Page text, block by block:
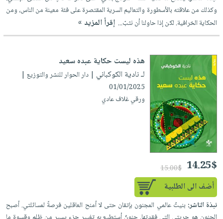
بالأسنان
الحمية
أدوات
المائدة
الأوعية
والتخزين
أدوات
المطبخ
مبيعاً
اكسسوارات
كتب
اكسسوارات
منزلية
اكسسوارات
ملابس
مطرزات
حقائب
حلي
عناية
بالذات
شحن
مجاني
بنود
اشتراكات
كل
الاشتراكات
صندوق
القراءة
iKitab
بلا
حدود
بحث
متقدم
نيل
وفرات
عن
الشركة
سياسة
الشركة
حسابك
لائحة
الأمنيات
وكذلك من علاقته بالأسطورة والتعاليم السرية المقتصرة على فئة معينة من الناس، ومن
الحكاية الخرافية. لكن إذا حاولنا أن نثبّ... إقرأ المزيد »
هذه ليست حكاية عبده سعيد
لـ نادية الكوكباني | دار الحوار للنشر والتوزيع |
01/01/2025
ورقي غلاف عادي
14.25$
15.00$
أضف الى الطلبية
نبذة الناشر: بنيتُ عالمي المجنون بإتقان حتى لا أمنح العاقلين فرصةً لمسائلتي. أصبح